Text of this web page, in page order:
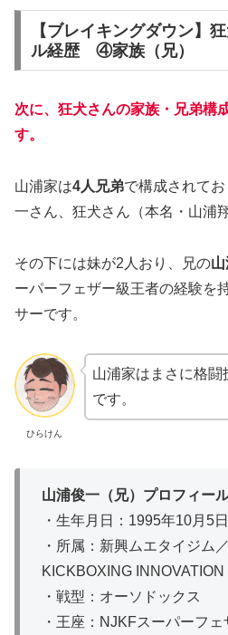
【ブレイキングダウン】
ル経歴 ④家族（兄）
次に、狂犬さんの家族・兄弟構
す。
山浦家は4人兄弟で構成されて
一さん、狂犬さん（本名・山浦
その下には妹が2人おり、兄の
ーパーフェザー級王者の経験を
サーです。
ひらけん
山浦家はまさに格
です。
山浦俊一（兄）プロフィー
・生年月日：1995年10月5
・所属：新興ムエタイジム
KICKBOXING INNOVATION
・戦型：オーソドックス
・王座：NJKFスーパーフェ